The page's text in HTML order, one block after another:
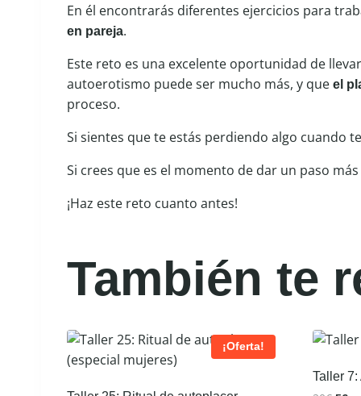
En él encontrarás diferentes ejercicios para
en pareja.
Este reto es una excelente oportunidad de
autoerotismo puede ser mucho más, y que el
proceso.
Si sientes que te estás perdiendo algo cuando
Si crees que es el momento de dar un paso
¡Haz este reto cuanto antes!
También te
¡Oferta!
Taller